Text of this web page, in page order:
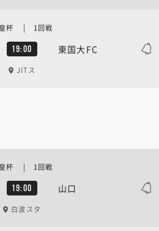
19:00 東国大FC
杯 | 1回戦
JITス
19:00 山口
杯 | 1回戦
白波スタ